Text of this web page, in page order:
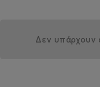
Δεν υπάρχουν